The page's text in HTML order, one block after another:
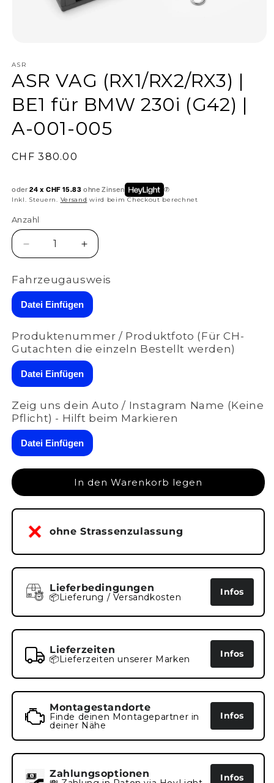
ASR
ASR VAG (RX1/RX2/RX3) |
BE1 für BMW 230i (G42) |
A-001-005
Normaler
CHF 380.00
oder 24 x CHF 15.83 ohne Zinsen
Inkl. Steuern. Versand wird beim Checkout berechnet
Anzahl
Anzahl
Verringere
die
Menge
ASR
|
BE1
BMW
230i
(G42)
|
A-
001-
005
Erhöhe
die
Menge
ASR
VAG
|
BE1
für
BMW
230i
(G42)
|
A-
001-
005
Fahrzeugausweis
Datei Einfügen
Produktenummer / Produktfoto (Für CH-
Gutachten die einzeln Bestellt werden)
Datei Einfügen
Zeig uns dein Auto / Instagram Name (Keine
Pflicht) - Hilft beim Markieren
Datei Einfügen
In den Warenkorb legen
ohne Strassenzulassung
Lieferbedingungen
📦Lieferung / Versandkosten Infos
Lieferzeiten
📦Lieferzeiten unserer Marken Infos
Montagestandorte
Finde deinen Montagepartner in
deiner Nähe
Infos
Zahlungsoptionen Infos